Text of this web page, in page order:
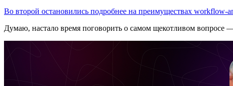
Во второй остановились подробнее на преимуществах workflow-
Думаю, настало время поговорить о самом щекотливом вопросе